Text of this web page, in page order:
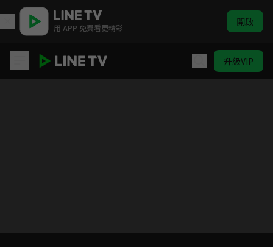
用 APP 免費看更精彩 開啟
升級VIP